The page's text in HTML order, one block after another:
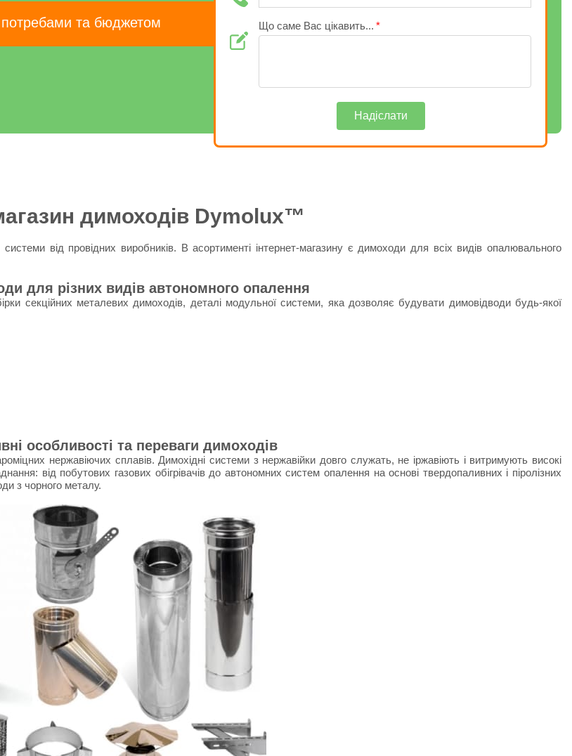
димоходів Dymolux™
від провідних виробників. В асортименті інтернет-магазину є димоходи для всіх видів опалювального
для різних видів автономного опалення
секційних металевих димоходів, деталі модульної системи, яка дозволяє будувати димовідводи будь-якої
особливості та переваги димоходів
нержавіючих сплавів. Димохідні системи з нержавійки довго служать, не іржавіють і витримують високі
від побутових газових обігрівачів до автономних систем опалення на основі твердопаливних і піролізних
з чорного металу.
та бюджетом Що саме Вас цікавить...
Надіслати